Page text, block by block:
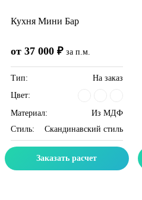
Кухня Мини Бар
от 37 000 ₽ за п.м.
Тип:
На заказ
Цвет:
Материал:
Из МДФ
Стиль:
Скандинавский стиль
Заказать расчет